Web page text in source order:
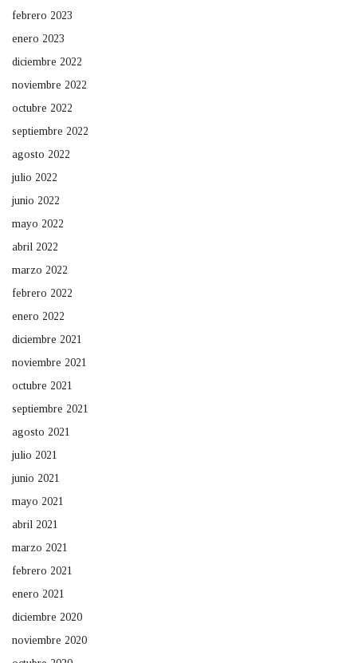
febrero 2023
enero 2023
diciembre 2022
noviembre 2022
octubre 2022
septiembre 2022
agosto 2022
julio 2022
junio 2022
mayo 2022
abril 2022
marzo 2022
febrero 2022
enero 2022
diciembre 2021
noviembre 2021
octubre 2021
septiembre 2021
agosto 2021
julio 2021
junio 2021
mayo 2021
abril 2021
marzo 2021
febrero 2021
enero 2021
diciembre 2020
noviembre 2020